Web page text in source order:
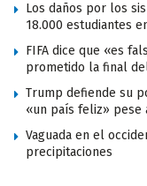
Los daños por los
18.000 estudiantes
FIFA dice que «es
prometido la final
Trump defiende su
«un país feliz»
Vaguada en el
precipitaciones